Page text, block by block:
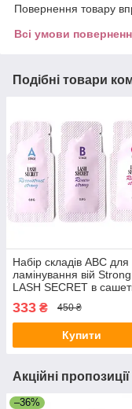
Повернення товару
Всі умови
Подібні товари
Набір складів АВС для
ламінування вій Strong
LASH SECRET в
вій) 0,8 г
333 ₴ 450 ₴
Купити
Акційні
–36%